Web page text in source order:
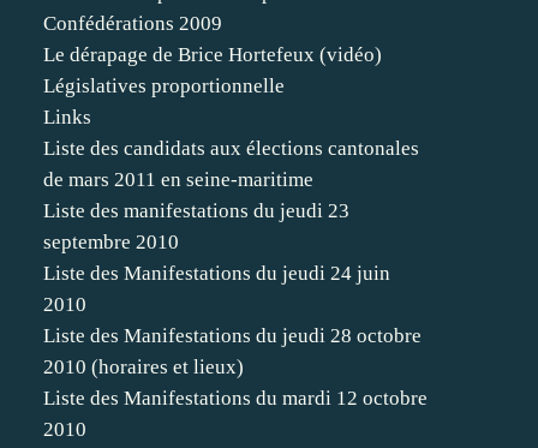
Confédérations 2009
Le dérapage de Brice Hortefeux (vidéo)
Législatives proportionnelle
Links
Liste des candidats aux élections cantonales
de mars 2011 en seine-maritime
Liste des manifestations du jeudi 23
septembre 2010
Liste des Manifestations du jeudi 24 juin
2010
Liste des Manifestations du jeudi 28 octobre
2010 (horaires et lieux)
Liste des Manifestations du mardi 12 octobre
2010